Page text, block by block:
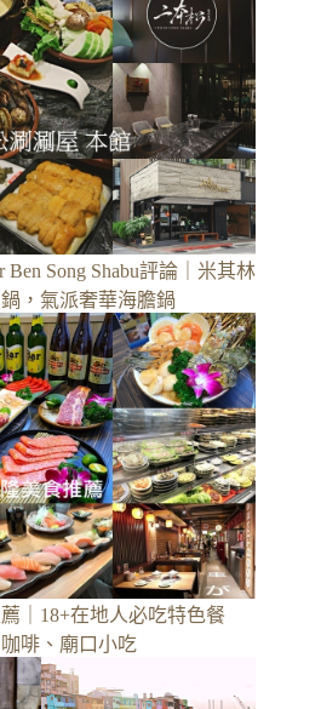
Song Shabu評論｜米其林
，氣派奢華海膽鍋
｜18+在地人必吃特色餐
啡、廟口小吃